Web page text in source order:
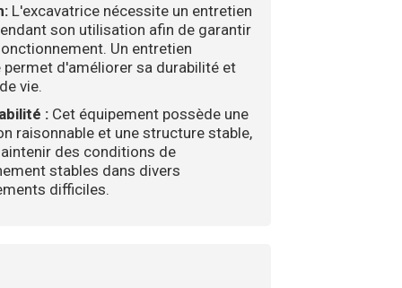
L'excavatrice nécessite un entretien
son utilisation afin de garantir
Un entretien
permet d'améliorer sa durabilité et
vie.
: Cet équipement possède une
raisonnable et une structure stable,
des conditions de
stables dans divers
difficiles.